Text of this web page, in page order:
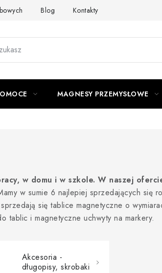
Blog Kontakty
MAGNESY PRZEMYSŁOWE
w domu i w szkole. W naszej
w sumie 6 najlepiej sprzedających się
się tablice magnetyczne o
tablic i magnetyczne uchwyty na markery.
Akcesoria -
długopisy, skrobaki